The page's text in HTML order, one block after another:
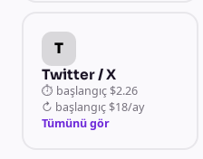
T
Twitter / X
⏱ başlangıç $2.26
↻ başlangıç $18/ay
Tümünü gör